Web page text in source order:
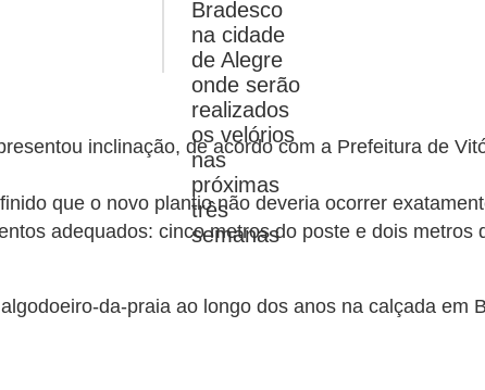
inclinação, de acordo com a Prefeitura de
que o novo plantio não deveria ocorrer
adequados: cinco metros do poste e dois metros